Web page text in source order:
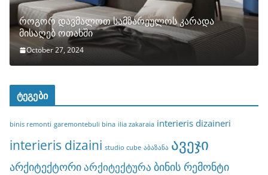
როგორ დავმალოთ სამზარეულოს კარადა
მისაღებ ოთახში
October 27, 2024
ტეგები
binis remonti garemontebuli bina ilia zakaraia interieris dizaineri
interieris dizaini studio cube აბაზანა ავეჯი
არქიტექტორიარქიტექტურა ბინის რემონტი